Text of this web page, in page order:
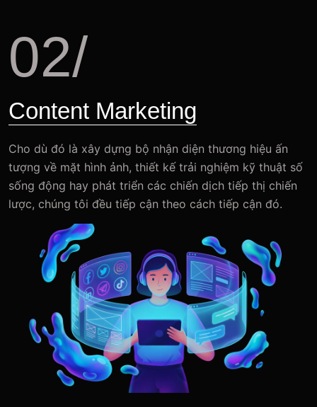
02/
Content Marketing
Cho dù đó là xây dựng bộ nhận diện thương hiệu ấn
tượng về mặt hình ảnh, thiết kế trải nghiệm kỹ thuật số
sống động hay phát triển các chiến dịch tiếp thị chiến
lược, chúng tôi đều tiếp cận theo cách tiếp cận đó.